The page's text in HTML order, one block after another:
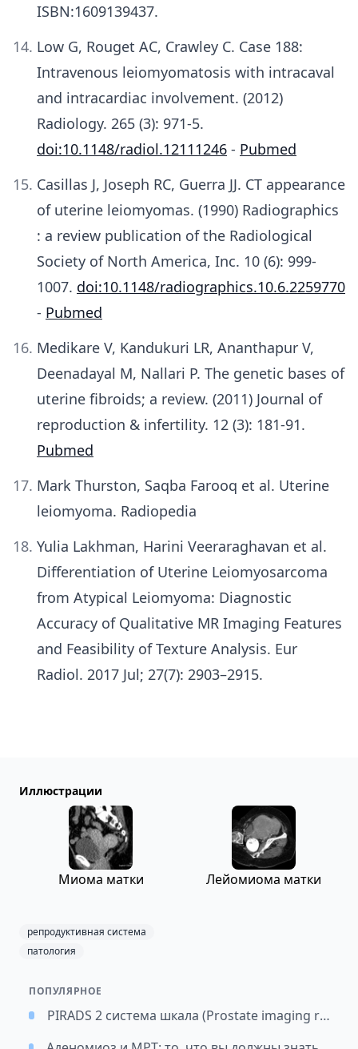
ISBN:1609139437.
Low G, Rouget AC, Crawley C. Case 188:
Intravenous leiomyomatosis with intracaval
and intracardiac involvement. (2012)
Radiology. 265 (3): 971-5.
doi:10.1148/radiol.12111246 - Pubmed
Casillas J, Joseph RC, Guerra JJ. CT appearance
of uterine leiomyomas. (1990) Radiographics
: a review publication of the Radiological
Society of North America, Inc. 10 (6): 999-
1007. doi:10.1148/radiographics.10.6.2259770
- Pubmed
Medikare V, Kandukuri LR, Ananthapur V,
Deenadayal M, Nallari P. The genetic bases of
uterine fibroids; a review. (2011) Journal of
reproduction & infertility. 12 (3): 181-91.
Pubmed
Mark Thurston, Saqba Farooq et al. Uterine
leiomyoma. Radiopedia
Yulia Lakhman, Harini Veeraraghavan et al.
Differentiation of Uterine Leiomyosarcoma
from Atypical Leiomyoma: Diagnostic
Accuracy of Qualitative MR Imaging Features
and Feasibility of Texture Analysis. Eur
Radiol. 2017 Jul; 27(7): 2903–2915.
Иллюстрации
Миома матки Лейомиома матки
репродуктивная система
патология
ПОПУЛЯРНОЕ
PIRADS 2 система шкала (Prostate imaging reporting and data system)